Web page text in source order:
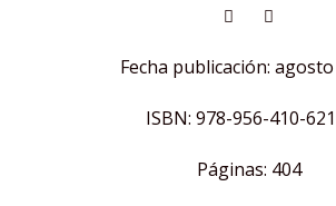
Fecha publicación:
ISBN: 978-956-410-
Páginas: 404